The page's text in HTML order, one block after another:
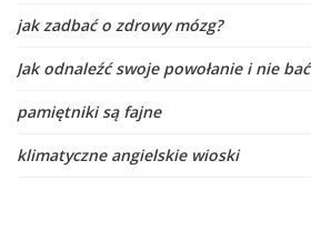
jak zadbać o zdrowy mózg?
Jak odnaleźć swoje powołanie i nie
pamiętniki są fajne
klimatyczne angielskie wioski